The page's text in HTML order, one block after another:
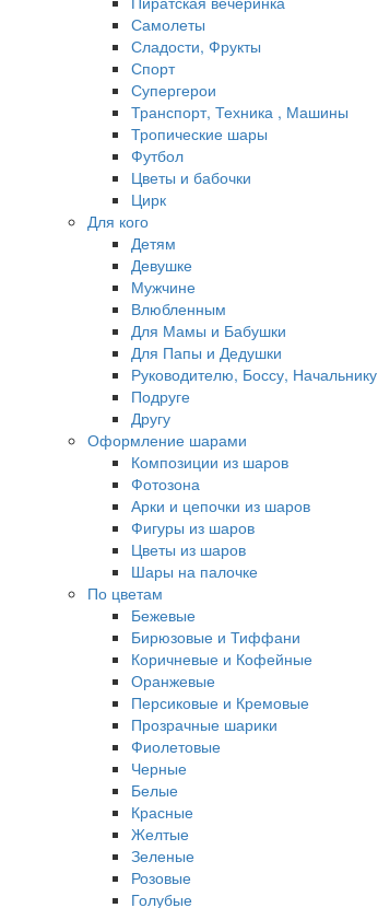
Самолеты
Сладости, Фрукты
Спорт
Супергерои
Транспорт, Техника , Машины
Тропические шары
Футбол
Цветы и бабочки
Цирк
Для кого
Детям
Девушке
Мужчине
Влюбленным
Для Мамы и Бабушки
Для Папы и Дедушки
Руководителю, Боссу, Начальнику
Подруге
Другу
Оформление шарами
Композиции из шаров
Фотозона
Арки и цепочки из шаров
Фигуры из шаров
Цветы из шаров
Шары на палочке
По цветам
Бежевые
Бирюзовые и Тиффани
Коричневые и Кофейные
Оранжевые
Персиковые и Кремовые
Прозрачные шарики
Фиолетовые
Черные
Белые
Красные
Желтые
Зеленые
Розовые
Голубые